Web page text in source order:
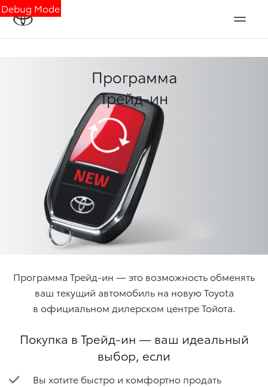
Debug Mode
Программа
Трейд-ин
Программа Трейд-ин — это возможность обменять
ваш текущий автомобиль на новую Toyota
в официальном дилерском центре Тойота.
Покупка в Трейд-ин — ваш идеальный
выбор, если
Вы хотите быстро и комфортно продать